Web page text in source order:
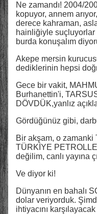
Ne zamandı! 2004/
kopuyor, annem
derece kahraman,
hainliğiyle suçluyorlar
burda konuşalım
Akepe mersin
dediklerinin hepsi
Gece bir vakit,
Burhanettin'i,
DÖVDÜK,yanlız
Gördüğünüz gibi,
Bir akşam, o zamanki
TÜRKİYE
değilim, canlı yayına
Ve diyor ki!
Dünyanın en bahalı
dolar veriyorduk. Şimdi
ihtiyacını